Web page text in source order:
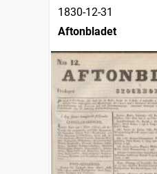
1830-12-31
Aftonbladet